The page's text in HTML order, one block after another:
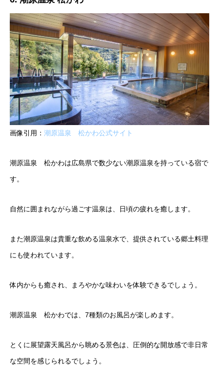
画像引用： 潮原温泉 松かわ公式サイト
潮原温泉 松かわは広島県で数少ない潮原温泉を持っている宿で
す。
自然に囲まれながら過ごす温泉は、日頃の疲れを癒します。
また潮原温泉は貴重な飲める温泉水で、提供されている郷土料理
にも使われています。
体内からも癒され、まろやかな味わいを体験できるでしょう。
潮原温泉 松かわでは、7種類のお風呂が楽しめます。
とくに展望露天風呂から眺める景色は、圧倒的な開放感で非日常
な空間を感じられるでしょう。